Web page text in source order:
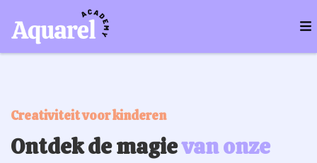
Creativiteit voor kinderen
Ontdek de magievan onze